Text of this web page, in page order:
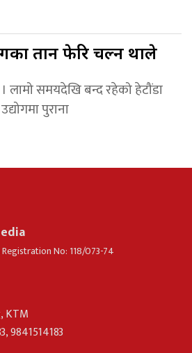
तान फेरि चल्न थाले
। लामो समयदेखि बन्द रहेको हेटौंडा
पुराना
No: 118/073-74
KTM
9841514183